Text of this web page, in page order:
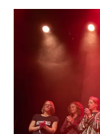
Passend
Stage
Vakanties
Voor
Voor